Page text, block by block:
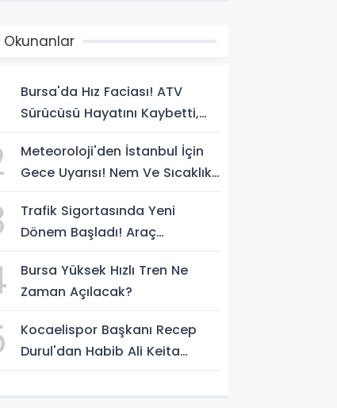
Okunanlar
Bursa'da Hız Faciası! ATV
Sürücüsü Hayatını Kaybetti,
Meteoroloji'den İstanbul İçin
Gece Uyarısı! Nem Ve Sıcaklık
Trafik Sigortasında Yeni
Dönem Başladı! Araç
Değişiklikler Belli Oldu
Bursa Yüksek Hızlı Tren Ne
Zaman Açılacak?
Kocaelispor Başkanı Recep
Durul'dan Habib Ali Keita